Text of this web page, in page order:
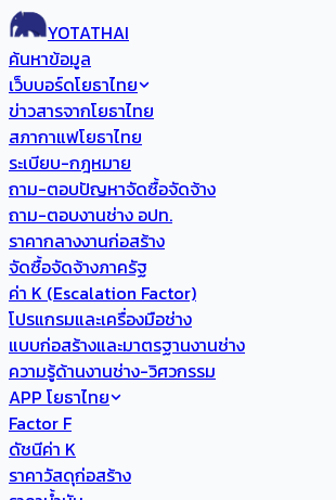
YOTATHAI
ค้นหาข้อมูล
เว็บบอร์ดโยธาไทย
ข่าวสารจากโยธาไทย
สภากาแฟโยธาไทย
ระเบียบ-กฎหมาย
ถาม-ตอบปัญหาจัดซื้อจัดจ้าง
ถาม-ตอบงานช่าง อปท.
ราคากลางงานก่อสร้าง
จัดซื้อจัดจ้างภาครัฐ
ค่า K (Escalation Factor)
โปรแกรมและเครื่องมือช่าง
แบบก่อสร้างและมาตรฐานงานช่าง
ความรู้ด้านงานช่าง-วิศวกรรม
APP โยธาไทย
Factor F
ดัชนีค่า K
ราคาวัสดุก่อสร้าง